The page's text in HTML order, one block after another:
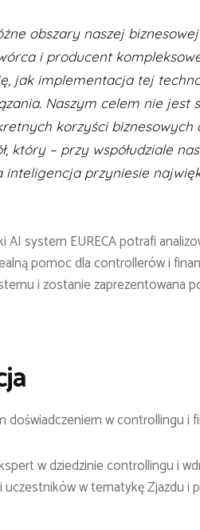
obszary naszej biznesowej
i producent
jak implementacja tej
Naszym celem nie jest
korzyści biznesowych
który – przy współudziale
inteligencja przyniesie
AI system EURECA potrafi
pomoc dla controllerów i
i zostanie zaprezentowana
w controllingu i
w dziedzinie controllingu i
w tematykę Zjazdu i